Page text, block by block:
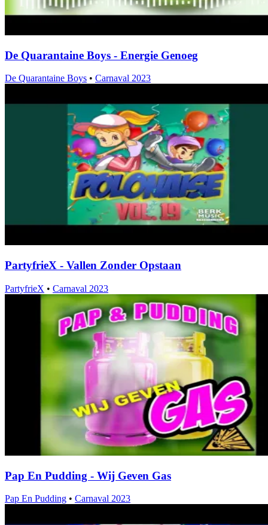
De Quarantaine Boys - Energie Genoeg
De Quarantaine Boys • Carnaval 2023
PartyfrieX - Vallen Zonder Opstaan
PartyfrieX • Carnaval 2023
Pap En Pudding - Wij Geven Gas
Pap En Pudding • Carnaval 2023